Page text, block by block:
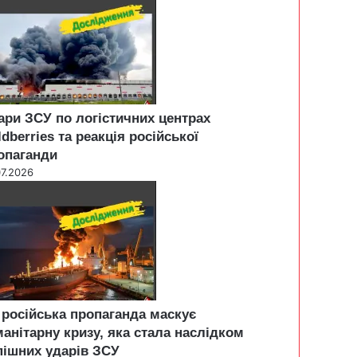
ЗСУ по логістичних центрах
та реакція російської
пропаганда маскує
кризу, яка стала наслідком
ударів ЗСУ